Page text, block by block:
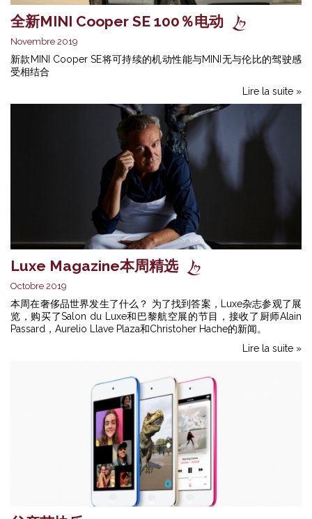
全新MINI Cooper SE 100％电动
Novembre 2019
新款MINI Cooper SE将可持续的机动性能与MINI无与伦比的驾驶感
受相结合
Lire la suite »
Luxe Magazine本周精选
Octobre 2019
本周在奢侈品世界发生了什么？ 为了找到答案，Luxe杂志参观了展
览，购买了Salon du Luxe和巴黎航空展的节目，接收了厨师Alain
Passard，Aurelio Llave Plaza和Christoher Hache的新闻。
Lire la suite »